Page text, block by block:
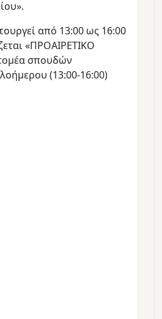
από 13:00 ως 16:00
«ΠΡΟΑΙΡΕΤΙΚΟ
σπουδών
(13:00-16:00)